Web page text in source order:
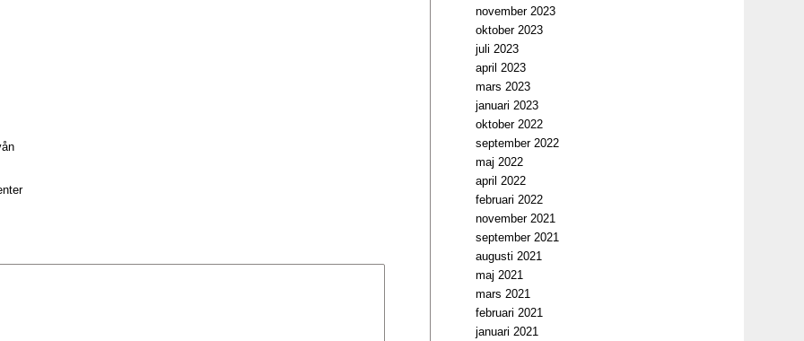
november 2023
oktober 2023
juli 2023
april 2023
mars 2023
januari 2023
oktober 2022
september 2022
maj 2022
april 2022
februari 2022
november 2021
september 2021
augusti 2021
maj 2021
mars 2021
februari 2021
januari 2021